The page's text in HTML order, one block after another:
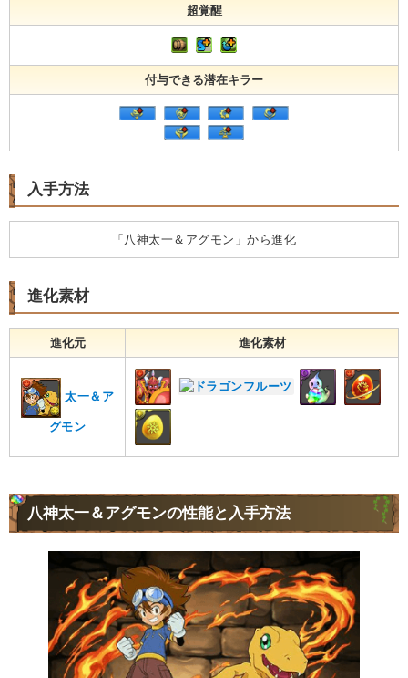
超覚醒
付与できる潜在キラー
入手方法
「八神太一＆アグモン」から進化
進化素材
進化元 進化素材
太一＆ア
グモン
八神太一＆アグモンの性能と入手方法